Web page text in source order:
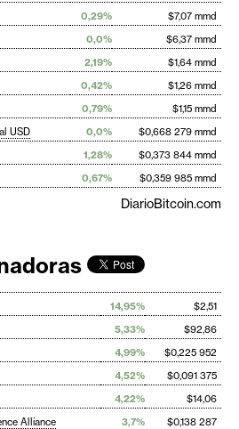
0,29%
$7,07 mmd
0,0%
$6,37 mmd
2,19%
$1,64 mmd
0,42%
$1,26 mmd
0,79%
$1,15 mmd
USD 0,0%
$0,668 279 mmd
1,28%
$0,373 844 mmd
0,67% $0,359 985 mmd
DiarioBitcoin.com
14,95%
$2,51
5,33%
$92,86
4,99%
$0,225 952
4,52%
$0,091 375
4,22%
$14,06
Alliance 3,7%
$0,138 287